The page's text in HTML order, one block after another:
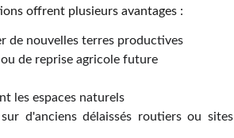
offrent plusieurs avantages :
de nouvelles terres productives
de reprise agricole future
les espaces naturels
d'anciens délaissés routiers ou